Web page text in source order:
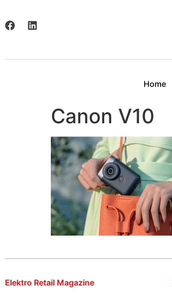
Home
Canon V10
Elektro Retail Magazine